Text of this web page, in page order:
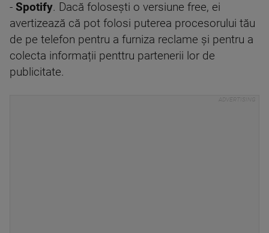
- Spotify. Dacă folosești o versiune free, ei
avertizează că pot folosi puterea procesorului tău
de pe telefon pentru a furniza reclame și pentru a
colecta informații penttru partenerii lor de
publicitate.